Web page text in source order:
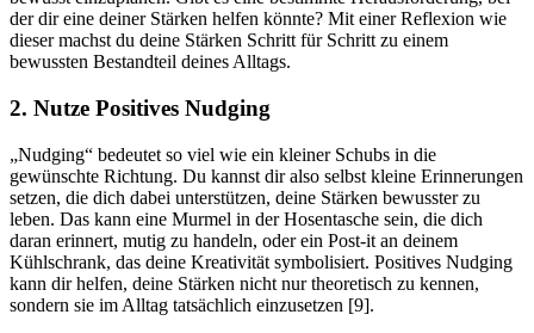
der dir eine deiner Stärken helfen könnte? Mit einer Reflexion wie
dieser machst du deine Stärken Schritt für Schritt zu einem
bewussten Bestandteil deines Alltags.
2. Nutze Positives Nudging
„Nudging“ bedeutet so viel wie ein kleiner Schubs in die
gewünschte Richtung. Du kannst dir also selbst kleine Erinnerungen
setzen, die dich dabei unterstützen, deine Stärken bewusster zu
leben. Das kann eine Murmel in der Hosentasche sein, die dich
daran erinnert, mutig zu handeln, oder ein Post-it an deinem
Kühlschrank, das deine Kreativität symbolisiert. Positives Nudging
kann dir helfen, deine Stärken nicht nur theoretisch zu kennen,
sondern sie im Alltag tatsächlich einzusetzen [9].